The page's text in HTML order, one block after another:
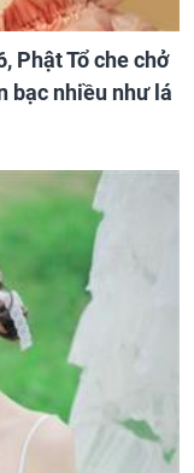
Phật Tổ che chở
bạc nhiều như lá